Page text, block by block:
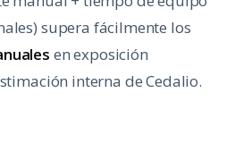
supera fácilmente los
en exposición
interna de Cedalio.